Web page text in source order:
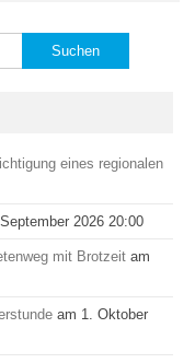
eines regionalen
2026 20:00
mit Brotzeit am
am 1. Oktober